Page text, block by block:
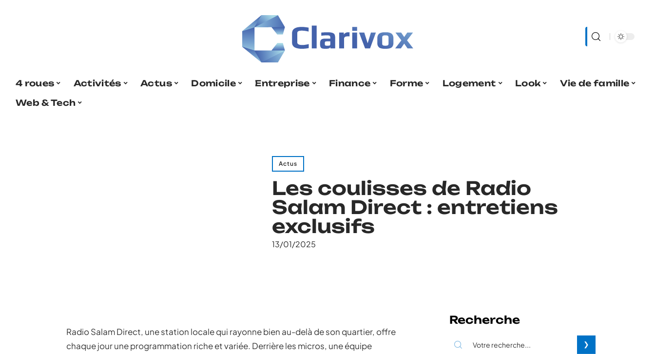
4 roues Activités Actus Domicile Entreprise Finance Forme Logement Look
Vie de famille
Web & Tech
Actus
Les coulisses de Radio
Salam Direct : entretiens
exclusifs
13/01/2025
Radio Salam Direct, une station locale qui rayonne bien au-delà de son quartier, offre
chaque jour une programmation riche et variée. Derrière les micros, une équipe
Recherche